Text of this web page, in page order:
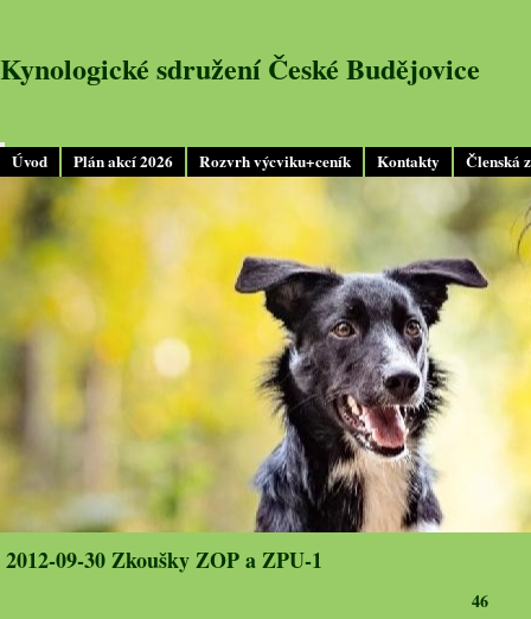
Úvod Plán akcí 2026 Rozvrh výcviku+ceník Kontakty Členská
Kynologické sdružení České Budějovice
2012-09-30 Zkoušky ZOP a ZPU-1
46